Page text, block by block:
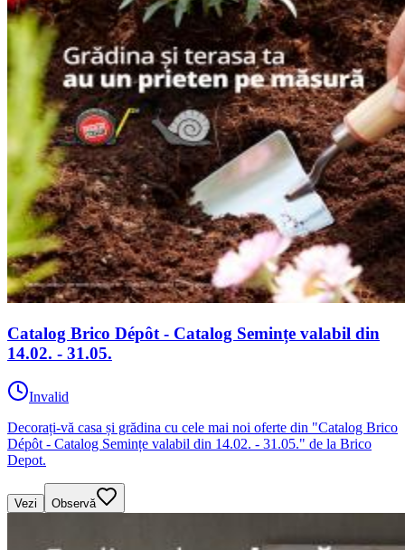
Catalog Brico Dépôt - Catalog Semințe valabil din
14.02. - 31.05.
Invalid
Decorați-vă casa și grădina cu cele mai noi oferte din "Catalog Brico
Dépôt - Catalog Semințe valabil din 14.02. - 31.05." de la Brico
Depot.
Vezi Observă